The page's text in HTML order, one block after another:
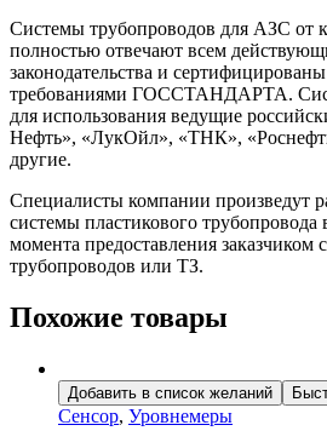
Системы трубопроводов для АЗС от
полностью отвечают всем
законодательства и
требованиями ГОССТАНДАРТА.
для использования ведущие
Нефть», «ЛукОйл», «ТНК»,
другие.
Специалисты компании произведут
системы пластикового трубопровода
момента предоставления заказчиком
трубопроводов или ТЗ.
Похожие товары
Добавить в список желаний
Сенсор, Уровнемеры